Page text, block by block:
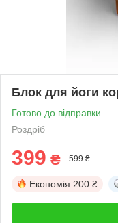
Блок для йоги
Готово до відправки
Роздріб
399 ₴ 599 ₴
Економія 200 ₴